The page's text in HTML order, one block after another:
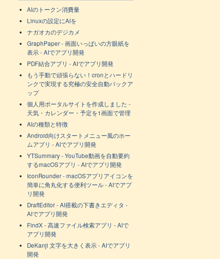
AIのトークン消費量
Linuxの設定にAIを
ナガオカのデジカメ
GraphPaper - 画面いっぱいの方眼紙を
表示 - AIでアプリ開発
PDF結合アプリ - AIでアプリ開発
もう手動で頑張らない！cronとハードリ
ンクで実現する究極の安全自動バックア
ップ
個人用ポータルサイトを作成しました -
天気・カレンダー・予定を1画面で管理
AIの種類と特徴
Android向けスタートメニュー風のホー
ムアプリ - AIでアプリ開発
YTSummary - YouTube動画を自動要約
するmacOSアプリ - AIでアプリ開発
IconRounder - macOSアプリアイコンを
簡単に角丸化する便利ツール - AIでアプ
リ開発
DraftEditor - AI搭載の下書きエディタ -
AIでアプリ開発
FindX - 高速ファイル検索アプリ - AIで
アプリ開発
DeKanji 文字を大きく表示 - AIでアプリ
開発